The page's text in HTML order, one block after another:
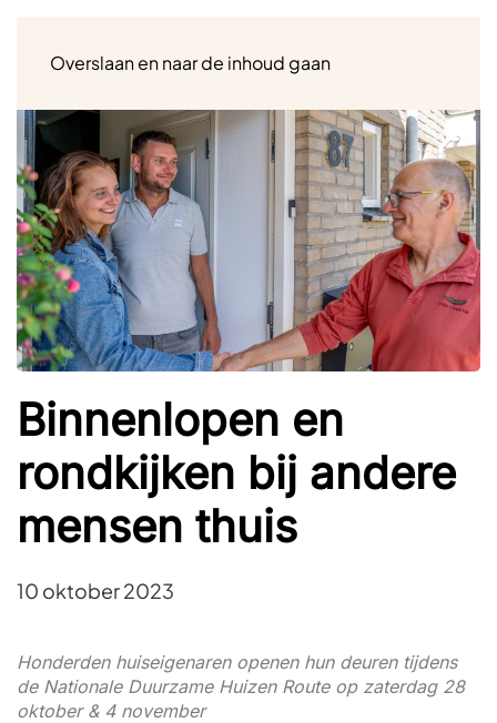
Overslaan en naar de inhoud gaan
Binnenlopen en
rondkijken bij andere
mensen thuis
10 oktober 2023
Honderden huiseigenaren openen hun deuren tijdens
de Nationale Duurzame Huizen Route op zaterdag 28
oktober & 4 november